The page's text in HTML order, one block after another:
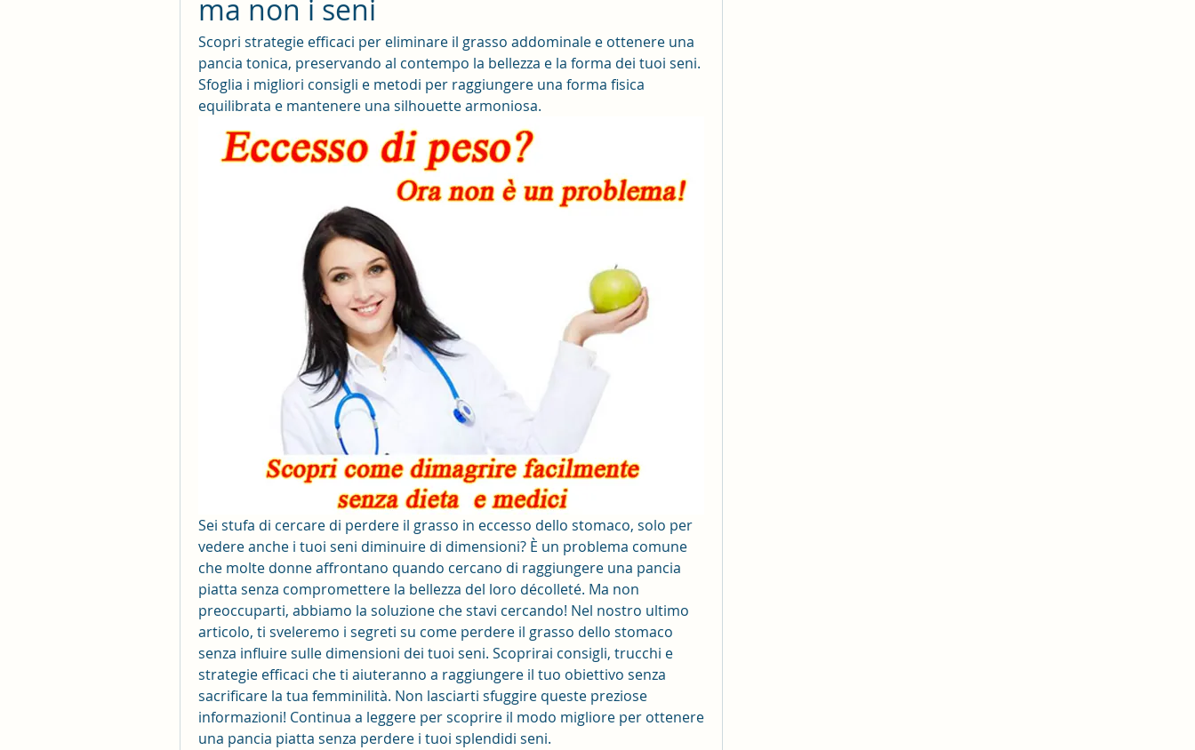
ma non i seni
Scopri strategie efficaci per eliminare il grasso addominale e ottenere una
pancia tonica, preservando al contempo la bellezza e la forma dei tuoi seni.
Sfoglia i migliori consigli e metodi per raggiungere una forma fisica
equilibrata e mantenere una silhouette armoniosa.
Sei stufa di cercare di perdere il grasso in eccesso dello stomaco, solo per
vedere anche i tuoi seni diminuire di dimensioni? È un problema comune
che molte donne affrontano quando cercano di raggiungere una pancia
piatta senza compromettere la bellezza del loro décolleté. Ma non
preoccuparti, abbiamo la soluzione che stavi cercando! Nel nostro ultimo
articolo, ti sveleremo i segreti su come perdere il grasso dello stomaco
senza influire sulle dimensioni dei tuoi seni. Scoprirai consigli, trucchi e
strategie efficaci che ti aiuteranno a raggiungere il tuo obiettivo senza
sacrificare la tua femminilità. Non lasciarti sfuggire queste preziose
informazioni! Continua a leggere per scoprire il modo migliore per ottenere
una pancia piatta senza perdere i tuoi splendidi seni.